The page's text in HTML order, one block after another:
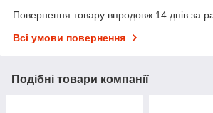
Повернення товару впродовж 14 днів за
Всі умови повернення
Подібні товари компанії